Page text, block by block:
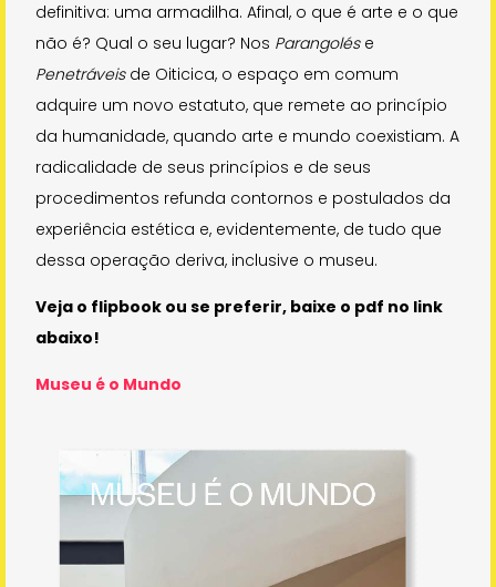
definitiva: uma armadilha. Afinal, o que é arte e o que
não é? Qual o seu lugar? Nos Parangolés e
Penetráveis de Oiticica, o espaço em comum
adquire um novo estatuto, que remete ao princípio
da humanidade, quando arte e mundo coexistiam. A
radicalidade de seus princípios e de seus
procedimentos refunda contornos e postulados da
experiência estética e, evidentemente, de tudo que
dessa operação deriva, inclusive o museu.
Veja o flipbook ou se preferir, baixe o pdf no link
abaixo!
Museu é o Mundo